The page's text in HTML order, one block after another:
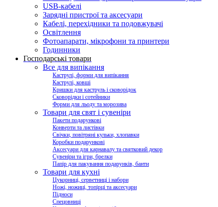
USB-кабелі
Зарядні пристрої та аксесуари
Кабелі, перехідники та подовжувачі
Освітлення
Фотоапарати, мікрофони та принтери
Годинники
Господарські товари
Все для випікання
Каструлі, форми для випікання
Каструлі, ковші
Кришки для каструль і сковорідок
Сковорідки і сотейники
Форми для льоду та морозива
Товари для свят і сувеніри
Пакети подарункові
Конверти та листівки
Свічки, повітряні кульки, хлопавки
Коробки подарункові
Аксесуари для карнавалу та святковий декор
Сувеніри та ігри, брелки
Папір для пакування подарунків, банти
Товари для кухні
Цукорниці, серветниці і набори
Ножі, ножиці, топірці та аксесуари
Підноси
Спецовниці